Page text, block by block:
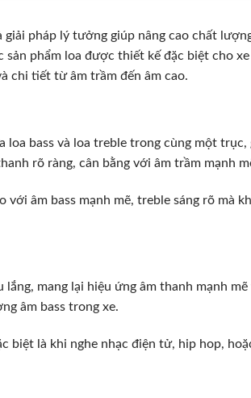
giải pháp lý tưởng giúp nâng cao chất
phẩm loa được thiết kế đặc biệt cho xe
chi tiết từ âm trầm đến âm cao.
loa bass và loa treble trong cùng một
rõ ràng, cân bằng với âm trầm mạnh
với âm bass mạnh mẽ, treble sáng rõ mà
lắng, mang lại hiệu ứng âm thanh mạnh
âm bass trong xe.
biệt là khi nghe nhạc điện tử, hip hop,